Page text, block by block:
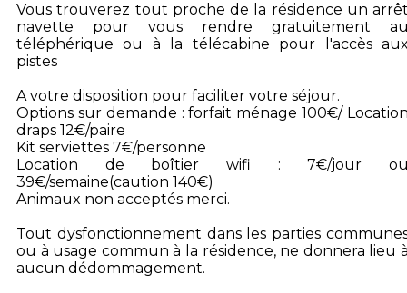
Vous trouverez tout proche de la résidence un
navette pour vous rendre gratuitement
téléphérique ou à la télécabine pour l'accès
pistes
A votre disposition pour faciliter votre séjour.
Options sur demande : forfait ménage 100€/
draps 12€/paire
Kit serviettes 7€/personne
Location de boîtier wifi : 7€/jour
39€/semaine(caution 140€)
Animaux non acceptés merci.
Tout dysfonctionnement dans les parties
ou à usage commun à la résidence, ne donnera lieu
aucun dédommagement.